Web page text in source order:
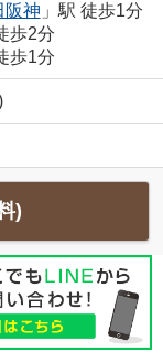
阪神 」駅 徒歩1分
歩2分
歩1分
)